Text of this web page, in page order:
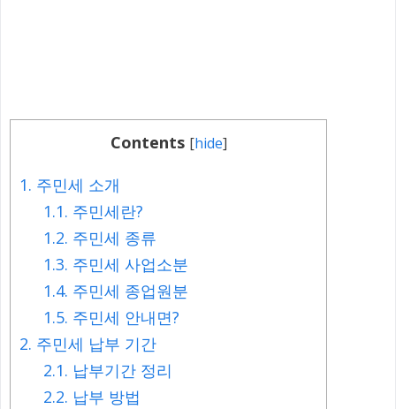
Contents [hide]
1. 주민세 소개
1.1. 주민세란?
1.2. 주민세 종류
1.3. 주민세 사업소분
1.4. 주민세 종업원분
1.5. 주민세 안내면?
2. 주민세 납부 기간
2.1. 납부기간 정리
2.2. 납부 방법